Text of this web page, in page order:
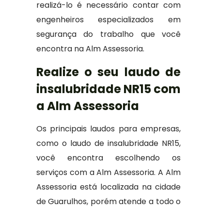
realizá-lo é necessário contar com
engenheiros especializados em
segurança do trabalho que você
encontra na Alm Assessoria.
Realize o seu laudo de
insalubridade NR15 com
a Alm Assessoria
Os principais laudos para empresas,
como o laudo de insalubridade NR15,
você encontra escolhendo os
serviços com a Alm Assessoria. A Alm
Assessoria está localizada na cidade
de Guarulhos, porém atende a todo o